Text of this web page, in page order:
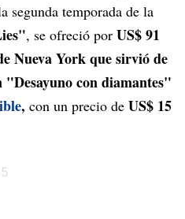
segunda temporada de la
, se ofreció por US$ 91
Nueva York que sirvió de
con diamantes"
, con un precio de US$ 15